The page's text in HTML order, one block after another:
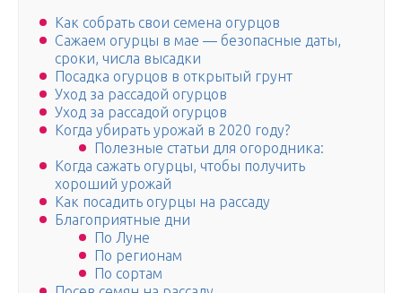
Как собрать свои семена огурцов
Сажаем огурцы в мае — безопасные даты,
сроки, числа высадки
Посадка огурцов в открытый грунт
Уход за рассадой огурцов
Уход за рассадой огурцов
Когда убирать урожай в 2020 году?
Полезные статьи для огородника:
Когда сажать огурцы, чтобы получить
хороший урожай
Как посадить огурцы на рассаду
Благоприятные дни
По Луне
По регионам
По сортам